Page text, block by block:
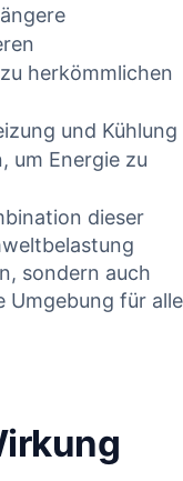
herkömmlichen
und Kühlung
um Energie zu
dieser
sondern auch
Umgebung für alle